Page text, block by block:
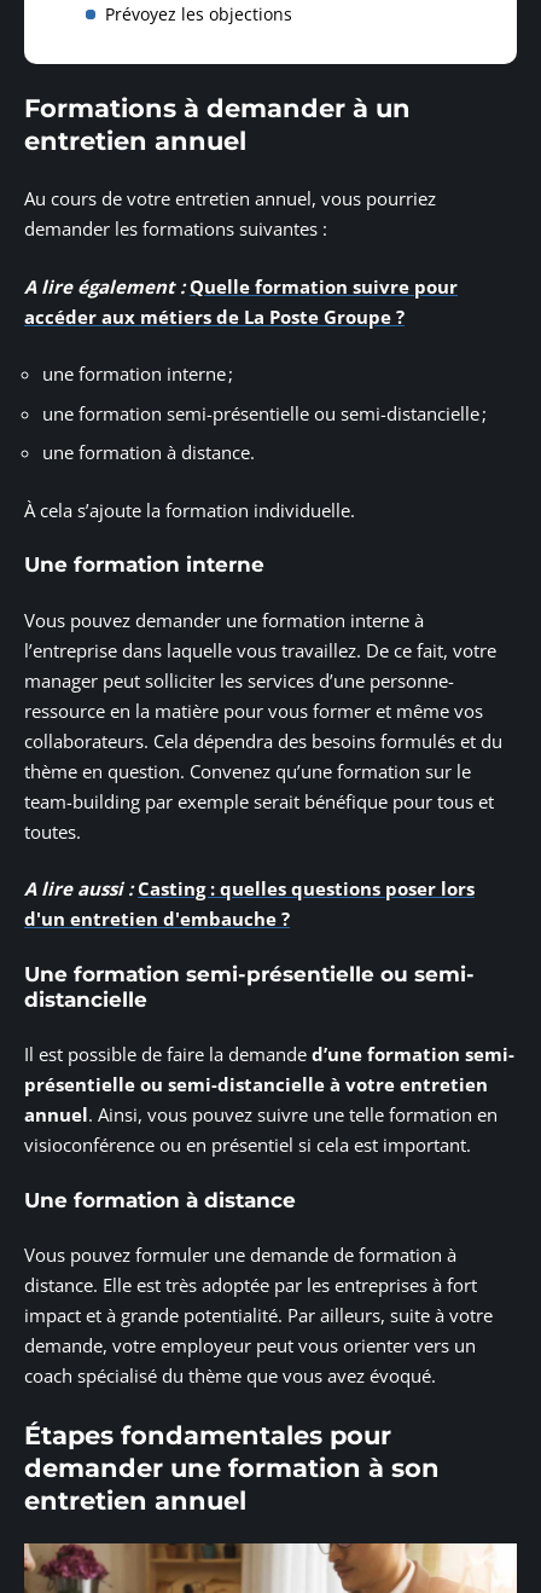
Prévoyez les objections
Formations à demander à un
entretien annuel
Au cours de votre entretien annuel, vous pourriez
demander les formations suivantes :
A lire également : Quelle formation suivre pour
accéder aux métiers de La Poste Groupe ?
une formation interne ;
une formation semi-présentielle ou semi-distancielle ;
une formation à distance.
À cela s’ajoute la formation individuelle.
Une formation interne
Vous pouvez demander une formation interne à
l’entreprise dans laquelle vous travaillez. De ce fait, votre
manager peut solliciter les services d’une personne-
ressource en la matière pour vous former et même vos
collaborateurs. Cela dépendra des besoins formulés et du
thème en question. Convenez qu’une formation sur le
team-building par exemple serait bénéfique pour tous et
toutes.
A lire aussi : Casting : quelles questions poser lors
d'un entretien d'embauche ?
Une formation semi-présentielle ou semi-
distancielle
Il est possible de faire la demande d’une formation semi-
présentielle ou semi-distancielle à votre entretien
annuel. Ainsi, vous pouvez suivre une telle formation en
visioconférence ou en présentiel si cela est important.
Une formation à distance
Vous pouvez formuler une demande de formation à
distance. Elle est très adoptée par les entreprises à fort
impact et à grande potentialité. Par ailleurs, suite à votre
demande, votre employeur peut vous orienter vers un
coach spécialisé du thème que vous avez évoqué.
Étapes fondamentales pour
demander une formation à son
entretien annuel